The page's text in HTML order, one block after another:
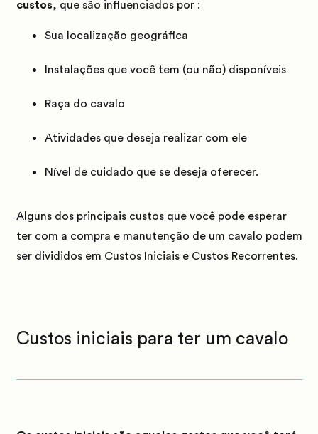
custos, que são influenciados por :
Sua localização geográfica
Instalações que você tem (ou não) disponíveis
Raça do cavalo
Atividades que deseja realizar com ele
Nível de cuidado que se deseja oferecer.
Alguns dos principais custos que você pode esperar
ter com a compra e manutenção de um cavalo podem
ser divididos em Custos Iniciais e Custos Recorrentes.
Custos iniciais para ter um cavalo